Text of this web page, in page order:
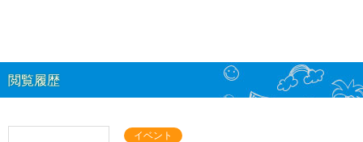
閲覧履歴